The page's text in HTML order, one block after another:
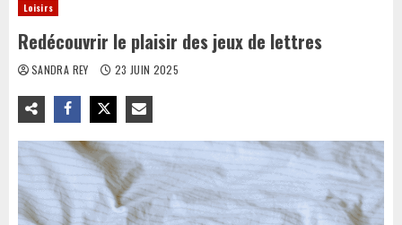
Loisirs
Redécouvrir le plaisir des jeux de lettres
SANDRA REY 23 JUIN 2025